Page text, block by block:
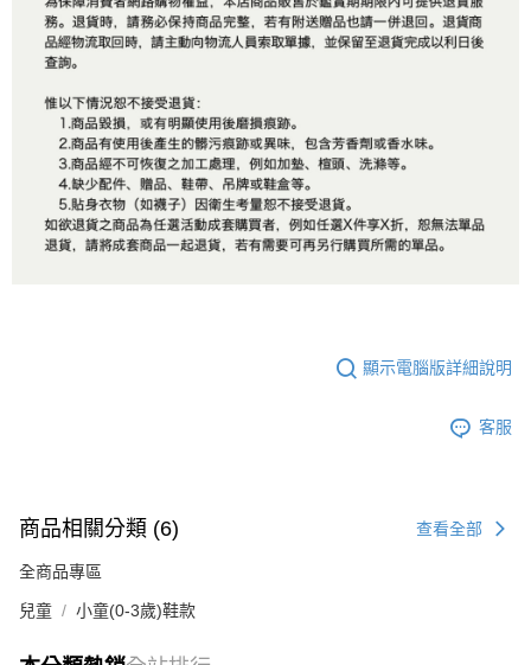
顯示電腦版詳細說明
客服
商品相關分類 (6) 查看全部
全商品專區
兒童 小童(0-3歲)鞋款